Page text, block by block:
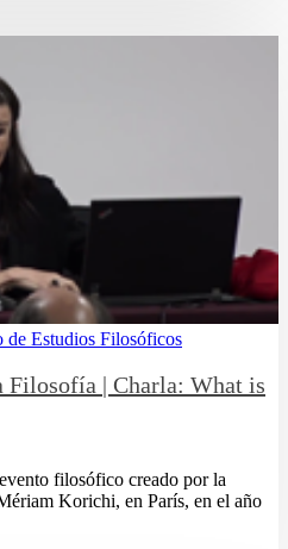
de Estudios Filosóficos
Filosofía | Charla: What is
filosófico creado por la
Korichi, en París, en el año